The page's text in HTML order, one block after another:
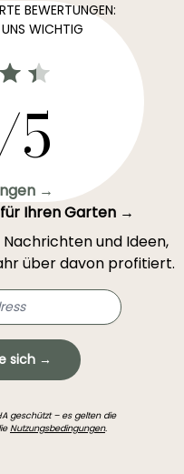
BEWERTUNGEN:
UNS WICHTIG
→
Ihren Garten →
und Ideen,
über davon profitiert.
sich →
geschützt – es gelten die
Nutzungsbedingungen.